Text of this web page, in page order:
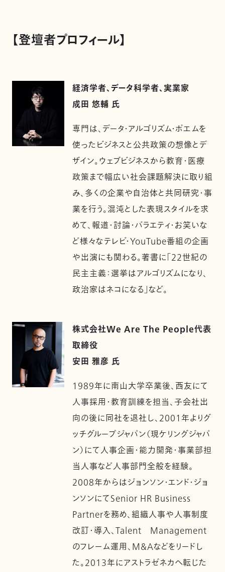
【登壇者プロフィール】
経済学者、データ科学者、実業家
成田 悠輔 氏
専門は、データ・アルゴリズム・ポエムを
使ったビジネスと公共政策の想像とデ
ザイン。ウェブビジネスから教育・医療
政策まで幅広い社会課題解決に取り組
み、多くの企業や自治体と共同研究・事
業を行う。混沌とした表現スタイルを求
めて、報道・討論・バラエティ・お笑いな
ど様々なテレビ・YouTube番組の企画
や出演にも関わる。著書に「22世紀の
民主主義：選挙はアルゴリズムになり、
政治家はネコになる」など。
株式会社We Are The People代表
取締役
安田 雅彦 氏
1989年に南山大学卒業後、西友にて
人事採用・教育訓練を担当、子会社出
向の後に同社を退社し、2001年よりグ
ッチグループジャパン（現ケリングジャパ
ン）にて人事企画・能力開発・事業部担
当人事など人事部門全般を経験。
2008年からはジョンソン・エンド・ジョ
ンソンにてSenior HR Business
Partnerを務め、組織人事や人事制度
改訂・導入、Talent Management
のフレーム運用、M&Aなどをリードし
た。2013年にアストラゼネカへ転じた